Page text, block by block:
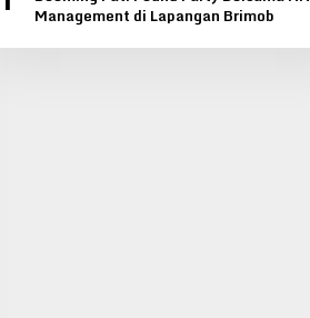
Management di Lapangan Brimob